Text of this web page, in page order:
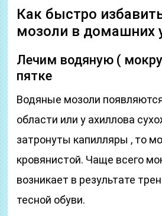
Как быстро
мозоли в домашних
Лечим водяную (
пятке
Водяные мозоли
области или у ахиллова
затронуты капилляры , то
кровянистой. Чаще всего
возникает в результате
тесной обуви.